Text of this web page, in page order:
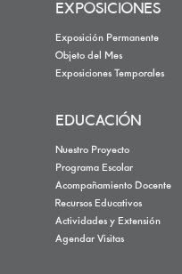
EXPOSICIONES
Exposición Permanente
Objeto del Mes
Exposiciones Temporales
EDUCACIÓN
Nuestro Proyecto
Programa Escolar
Acompañamiento Docente
Recursos Educativos
Actividades y Extensión
Agendar Visitas